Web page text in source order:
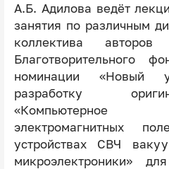
А.Б. Адилова ведёт
занятия по различным
коллектива
Благотворительного
номинации «Новый
разработку
«Компьютерное
электромагнитных
устройствах СВЧ
микроэлектроники»